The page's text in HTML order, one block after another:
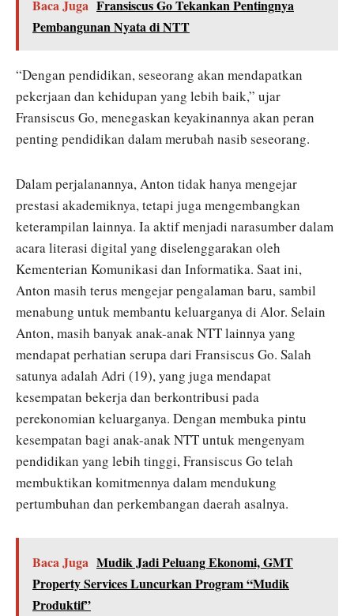
Baca Juga Fransiscus Go Tekankan Pentingnya
Pembangunan Nyata di NTT
“Dengan pendidikan, seseorang akan mendapatkan
pekerjaan dan kehidupan yang lebih baik,” ujar
Fransiscus Go, menegaskan keyakinannya akan peran
penting pendidikan dalam merubah nasib seseorang.
Dalam perjalanannya, Anton tidak hanya mengejar
prestasi akademiknya, tetapi juga mengembangkan
keterampilan lainnya. Ia aktif menjadi narasumber dalam
acara literasi digital yang diselenggarakan oleh
Kementerian Komunikasi dan Informatika. Saat ini,
Anton masih terus mengejar pengalaman baru, sambil
menabung untuk membantu keluarganya di Alor. Selain
Anton, masih banyak anak-anak NTT lainnya yang
mendapat perhatian serupa dari Fransiscus Go. Salah
satunya adalah Adri (19), yang juga mendapat
kesempatan bekerja dan berkontribusi pada
perekonomian keluarganya. Dengan membuka pintu
kesempatan bagi anak-anak NTT untuk mengenyam
pendidikan yang lebih tinggi, Fransiscus Go telah
membuktikan komitmennya dalam mendukung
pertumbuhan dan perkembangan daerah asalnya.
Baca Juga Mudik Jadi Peluang Ekonomi, GMT
Property Services Luncurkan Program “Mudik
Produktif”